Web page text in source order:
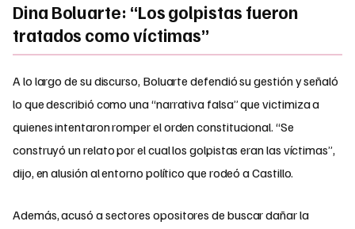
Dina Boluarte: “Los golpistas fueron
tratados como víctimas”
A lo largo de su discurso, Boluarte defendió su gestión y señaló
lo que describió como una “narrativa falsa” que victimiza a
quienes intentaron romper el orden constitucional. “Se
construyó un relato por el cual los golpistas eran las víctimas”,
dijo, en alusión al entorno político que rodeó a Castillo.
Además, acusó a sectores opositores de buscar dañar la